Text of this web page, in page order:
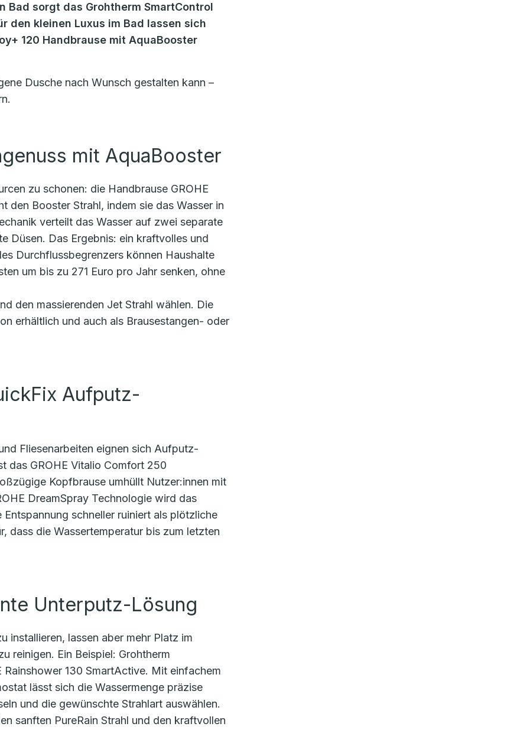
Bad sorgt das Grohtherm SmartControl
den kleinen Luxus im Bad lassen sich
120 Handbrause mit AquaBooster
Dusche nach Wunsch gestalten kann –
mit AquaBooster
zu schonen: die Handbrause GROHE
den Booster Strahl, indem sie das Wasser in
verteilt das Wasser auf zwei separate
Düsen. Das Ergebnis: ein kraftvolles und
Durchflussbegrenzers können Haushalte
um bis zu 271 Euro pro Jahr senken, ohne
den massierenden Jet Strahl wählen. Die
erhältlich und auch als Brausestangen- oder
Aufputz-
Fliesenarbeiten eignen sich Aufputz-
das GROHE Vitalio Comfort 250
Kopfbrause umhüllt Nutzer:innen mit
DreamSpray Technologie wird das
schneller ruiniert als plötzliche
dass die Wassertemperatur bis zum letzten
Unterputz-Lösung
installieren, lassen aber mehr Platz im
reinigen. Ein Beispiel: Grohtherm
130 SmartActive. Mit einfachem
lässt sich die Wassermenge präzise
und die gewünschte Strahlart auswählen.
sanften PureRain Strahl und den kraftvollen